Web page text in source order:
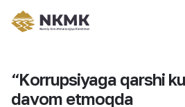
“Korrupsiyaga qarshi
davom etmoqda